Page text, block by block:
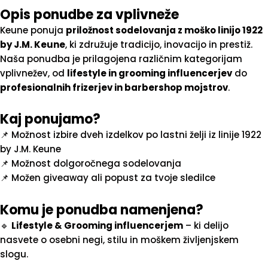
Opis ponudbe za vplivneže
Keune ponuja priložnost sodelovanja z moško linijo 1922
by J.M. Keune, ki združuje tradicijo, inovacijo in prestiž.
Naša ponudba je prilagojena različnim kategorijam
vplivnežev, od lifestyle in grooming influencerjev do
profesionalnih frizerjev in barbershop mojstrov.
Kaj ponujamo?
📌 Možnost izbire dveh izdelkov po lastni želji iz linije 1922
by J.M. Keune
📌 Možnost dolgoročnega sodelovanja
📌 Možen giveaway ali popust za tvoje sledilce
Komu je ponudba namenjena?
🔹 Lifestyle & Grooming influencerjem – ki delijo
nasvete o osebni negi, stilu in moškem življenjskem
slogu.